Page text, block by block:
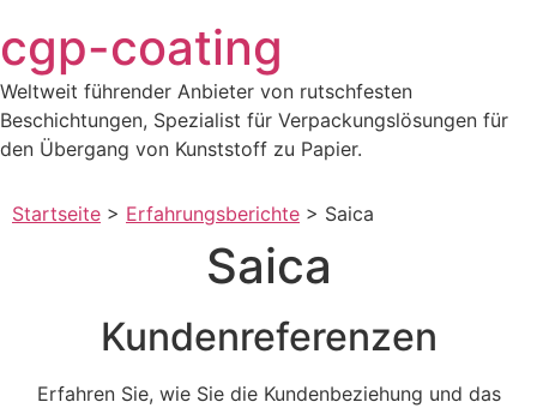
Inhalt
springen
cgp-coating
Weltweit führender Anbieter von rutschfesten
Beschichtungen, Spezialist für Verpackungslösungen für
den Übergang von Kunststoff zu Papier.
Startseite > Erfahrungsberichte > Saica
Saica
Kundenreferenzen
Erfahren Sie, wie Sie die Kundenbeziehung und das